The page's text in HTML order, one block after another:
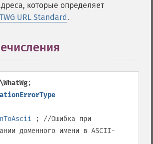
которые определяет
URL Standard.
;
; //Ошибка при
доменного имени в ASCII-